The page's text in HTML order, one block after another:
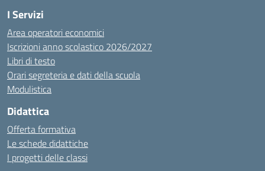
I Servizi
Area operatori economici
Iscrizioni anno scolastico 2026/2027
Libri di testo
Orari segreteria e dati della scuola
Modulistica
Didattica
Offerta formativa
Le schede didattiche
I progetti delle classi